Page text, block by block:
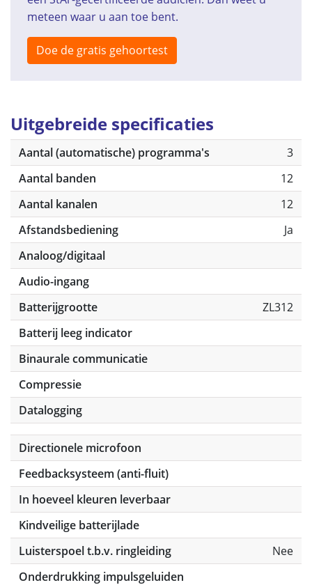
meteen waar u aan toe bent.
Doe de gratis gehoortest
Uitgebreide specificaties
Aantal (automatische) programma's
3
Aantal banden
12
Aantal kanalen
12
Afstandsbediening
Ja
Analoog/digitaal
Audio-ingang
Batterijgrootte
ZL312
Batterij leeg indicator
Binaurale communicatie
Compressie
Datalogging
Directionele microfoon
Feedbacksysteem (anti-fluit)
In hoeveel kleuren leverbaar
Kindveilige batterijlade
Luisterspoel t.b.v. ringleiding
Nee
Onderdrukking impulsgeluiden